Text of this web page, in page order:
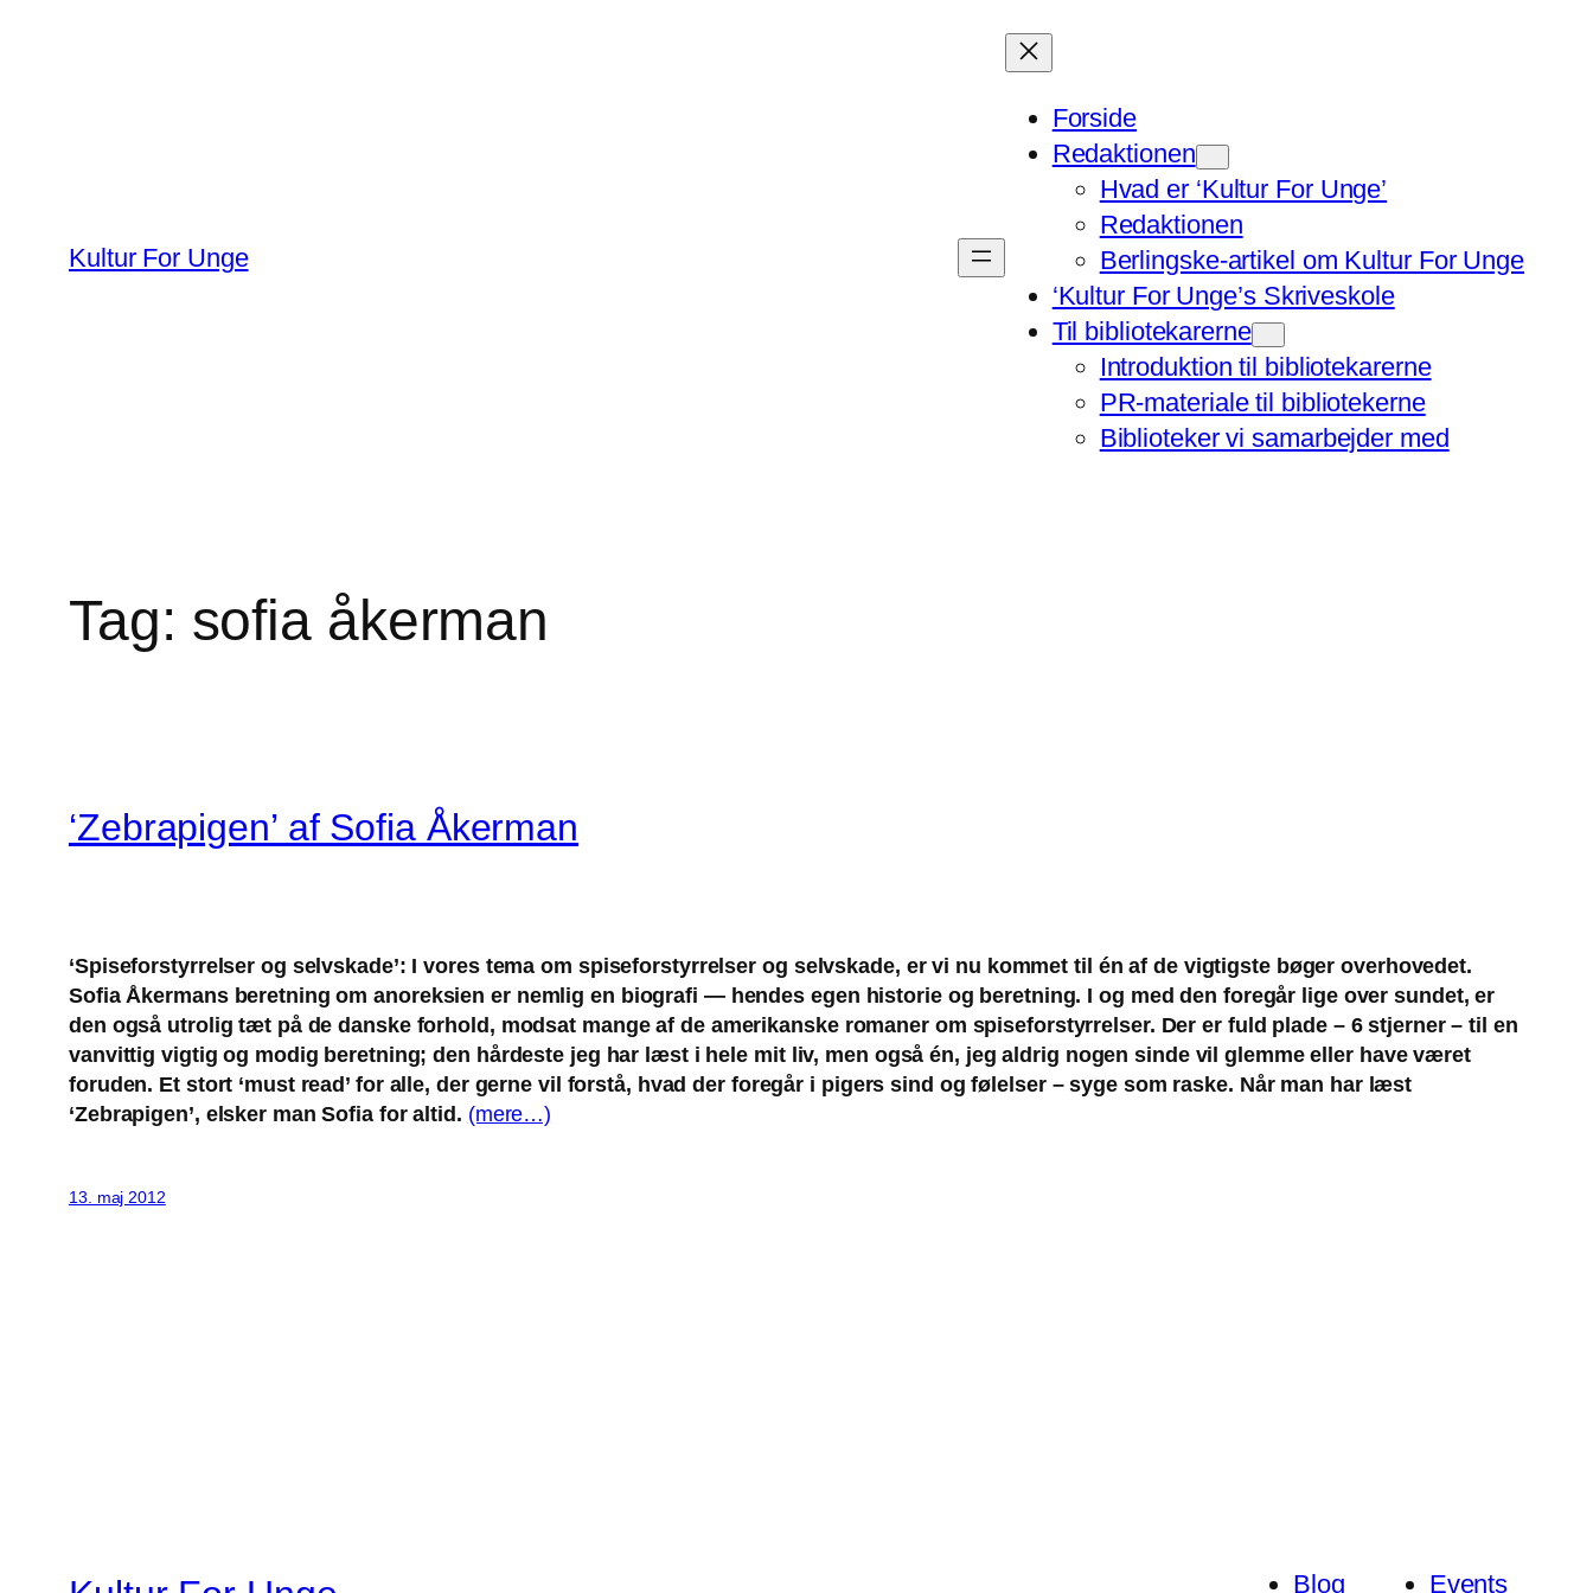
Kultur For Unge
Forside
Redaktionen
Hvad er ‘Kultur For Unge’
Redaktionen
Berlingske-artikel om Kultur For Unge
‘Kultur For Unge’s Skriveskole
Til bibliotekarerne
Introduktion til bibliotekarerne
PR-materiale til bibliotekerne
Biblioteker vi samarbejder med
Tag: sofia åkerman
‘Zebrapigen’ af Sofia Åkerman
‘Spiseforstyrrelser og selvskade’: I vores tema om spiseforstyrrelser og selvskade, er vi nu kommet til én af de vigtigste bøger overhovedet.
Sofia Åkermans beretning om anoreksien er nemlig en biografi — hendes egen historie og beretning. I og med den foregår lige over sundet, er
den også utrolig tæt på de danske forhold, modsat mange af de amerikanske romaner om spiseforstyrrelser. Der er fuld plade – 6 stjerner – til en
vanvittig vigtig og modig beretning; den hårdeste jeg har læst i hele mit liv, men også én, jeg aldrig nogen sinde vil glemme eller have været
foruden. Et stort ‘must read’ for alle, der gerne vil forstå, hvad der foregår i pigers sind og følelser – syge som raske. Når man har læst
‘Zebrapigen’, elsker man Sofia for altid. (mere…)
13. maj 2012
Blog Events